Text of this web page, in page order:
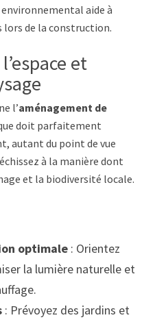
aide à
lors de la construction.
et
l’aménagement de
doit parfaitement
autant du point de vue
à la manière dont
et la biodiversité locale.
optimale : Orientez
la lumière naturelle et
: Prévoyez des jardins et